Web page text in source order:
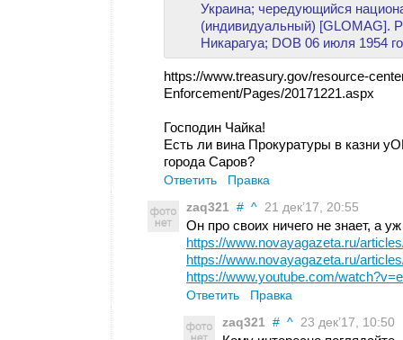
Украина; чередующийся
(индивидуальный) [GLOMAG].
Никарагуа; DOB 06 июля 1954
https://www.treasury.gov/resource-
Enforcement/Pages/20171221.aspx
Господин Чайка!
Есть ли вина Прокуратуры в казни
города Саров?
Ответить
Правка
zaq321 # ^ 21 дек’17, 20:55
Он про своих ничего не знает, а
https://www.novayagazeta.ru/
https://www.novayagazeta.ru/
https://www.youtube.com/
Ответить
Правка
zaq321 # ^ 23 дек’17, 10:50